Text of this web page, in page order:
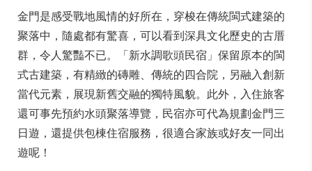
金門是感受戰地風情的好所在，穿梭在傳統閩式建築的
聚落中，隨處都有驚喜，可以看到深具文化歷史的古厝
群，令人驚豔不已。「新水調歌頭民宿」保留原本的閩
式古建築，有精緻的磚雕、傳統的四合院，另融入創新
當代元素，展現新舊交融的獨特風貌。此外，入住旅客
還可事先預約水頭聚落導覽，民宿亦可代為規劃金門三
日遊，還提供包棟住宿服務，很適合家族或好友一同出
遊呢！